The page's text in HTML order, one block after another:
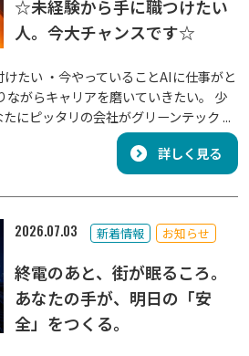
☆未経験から手に職つけたい
人。今大チャンスです☆
たい ・今やっていることAIに仕事がと
ながらキャリアを磨いていきたい。 少
にピッタリの会社がグリーンテック ...
詳しく見る
2026.07.03 新着情報 お知らせ
終電のあと、街が眠るころ。
あなたの手が、明日の「安
全」をつくる。